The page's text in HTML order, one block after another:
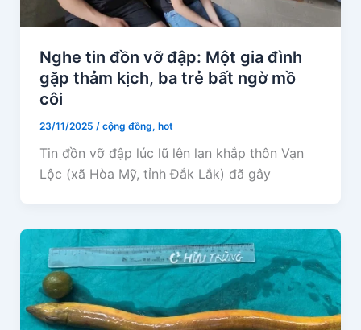
Nghe tin đồn vỡ đập: Một gia đình
gặp thảm kịch, ba trẻ bất ngờ mồ
côi
23/11/2025 / cộng đồng, hot
Tin đồn vỡ đập lúc lũ lên lan khắp thôn Vạn
Lộc (xã Hòa Mỹ, tỉnh Đắk Lắk) đã gây